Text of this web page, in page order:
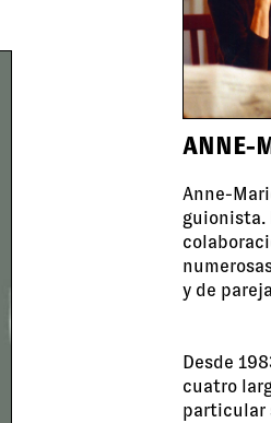
ANNE-
Anne-
guionista.
y de
Desde
cuatro
particular